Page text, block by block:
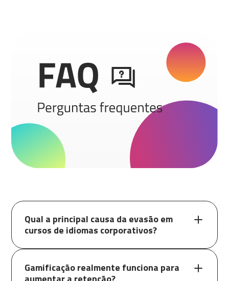
Qual a principal causa da evasão em
cursos de idiomas corporativos?
Gamificação realmente funciona para